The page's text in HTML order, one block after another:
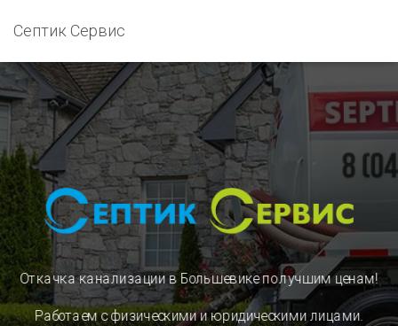
Септик Сервис
Откачка канализации в Большевикепо лучшим ценам!
Работаем с физическими и юридическими лицами.